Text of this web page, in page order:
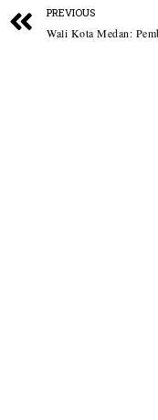
PREVIOUS